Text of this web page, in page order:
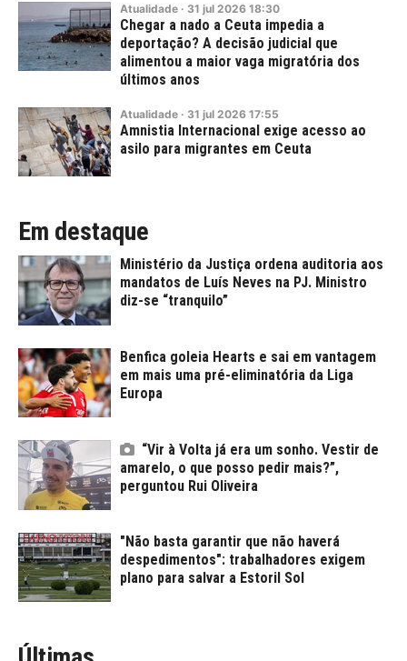
Atualidade · 31 jul 2026 18:30
Chegar a nado a Ceuta impedia a
deportação? A decisão judicial que
alimentou a maior vaga migratória dos
últimos anos
Atualidade · 31 jul 2026 17:55
Amnistia Internacional exige acesso ao
asilo para migrantes em Ceuta
Em destaque
Ministério da Justiça ordena auditoria aos
mandatos de Luís Neves na PJ. Ministro
diz-se “tranquilo”
Benfica goleia Hearts e sai em vantagem
em mais uma pré-eliminatória da Liga
Europa
“Vir à Volta já era um sonho. Vestir de
amarelo, o que posso pedir mais?”,
perguntou Rui Oliveira
"Não basta garantir que não haverá
despedimentos": trabalhadores exigem
plano para salvar a Estoril Sol